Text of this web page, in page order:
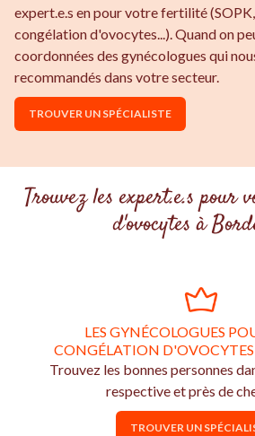
expert.e.s en pour votre fertilité
congélation d'ovocytes...). Quand on
coordonnées des gynécologues qui
recommandés dans votre secteur.
TROUVER UN SPÉCIALISTE
Trouvez les expert.e.s pour
d'ovocytes à
LES GYNÉCOLOGUES
CONGÉLATION
Trouvez les bonnes personnes
respective et près de
TROUVER UN